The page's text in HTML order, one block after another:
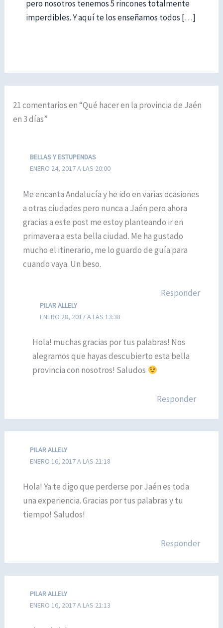
pero nosotros tenemos 5 rincones totalmente
imperdibles. Y aquí te los enseñamos todos […]
21 comentarios en “Qué hacer en la provincia de Jaén
en 3 días”
BELLAS Y ESTUPENDAS
ENERO 24, 2017 A LAS 20:00
Me encanta Andalucía y he ido en varias ocasiones
a otras ciudades pero nunca a Jaén pero ahora
gracias a este post me estoy planteando ir en
primavera a esta bella ciudad. Me ha gustado
mucho el itinerario, me lo guardo de guía para
cuando vaya. Un beso.
Responder
PILAR ALLELY
ENERO 28, 2017 A LAS 13:38
Hola! muchas gracias por tus palabras! Nos
alegramos que hayas descubierto esta bella
provincia con nosotros! Saludos
Responder
PILAR ALLELY
ENERO 16, 2017 A LAS 21:18
Hola! Ya te digo que perderse por Jaén es toda
una experiencia. Gracias por tus palabras y tu
tiempo! Saludos!
Responder
PILAR ALLELY
ENERO 16, 2017 A LAS 21:13